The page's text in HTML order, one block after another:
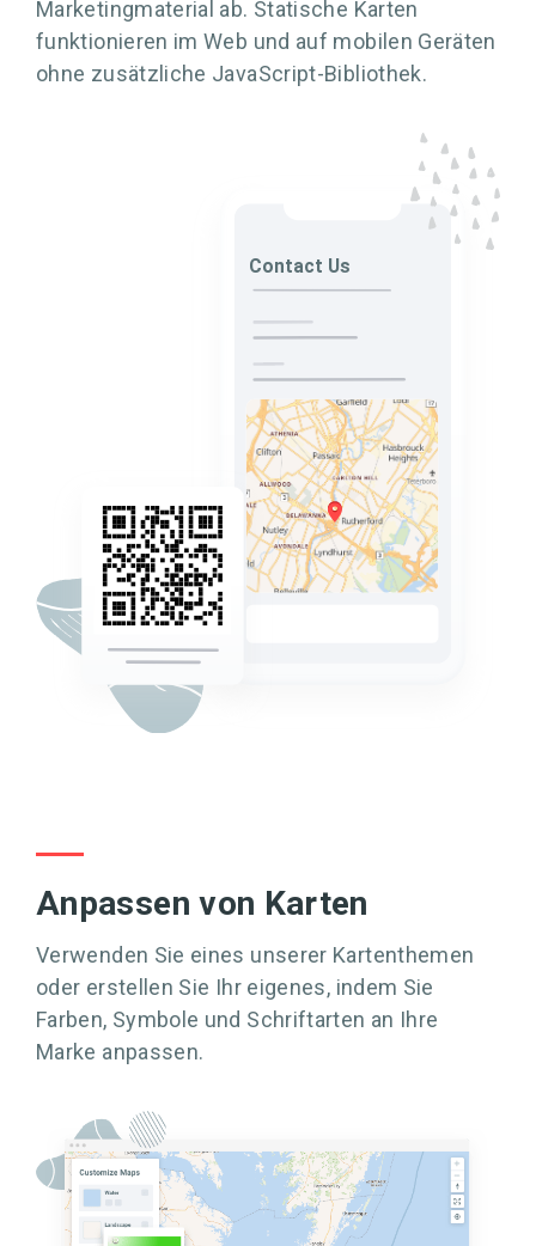
Kartenkacheln. Der Light-Modus eignet sich
hervorragend für die Darstellung großer
Mengen von Datenpunkten auf engem Raum.
Marketingmaterial ab. Statische Karten
funktionieren im Web und auf mobilen Geräten
ohne zusätzliche JavaScript-Bibliothek.
Anpassen von Karten
Verwenden Sie eines unserer Kartenthemen
oder erstellen Sie Ihr eigenes, indem Sie
Farben, Symbole und Schriftarten an Ihre
Marke anpassen.